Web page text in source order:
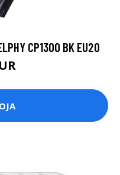
CP1300 BK EU20